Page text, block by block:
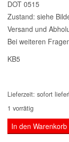
DOT 0515
Zustand: siehe
Versand und
Bei weiteren
KB5
Lieferzeit: sofort
1 vorrätig
Für
VW,
In den Warenkorb